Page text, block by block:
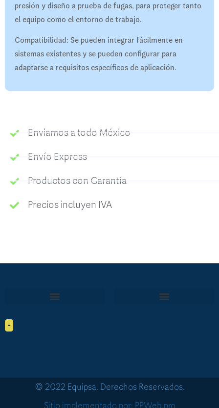
presión y diseño a prueba de fugas, para proteger tanto
el equipo como el entorno de trabajo.
Compatibilidad: Se pueden integrar fácilmente en
sistemas existentes y se pueden configurar para
adaptarse a requisitos específicos de aplicación.
Enviamos a todo México
Envío Express
Productos con Garantía
Precios incluyen IVA
•
© 2022 Equipsa. Derechos Reservados.